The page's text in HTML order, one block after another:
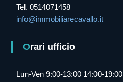
Tel. 0514071458
info@immobiliarecavallo.it
Orari ufficio
Lun-Ven 9:00-13:00 14:00-19:00